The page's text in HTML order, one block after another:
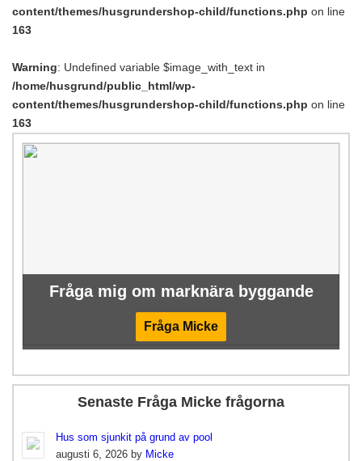
content/themes/husgrundershop-child/functions.php on line
163
Warning: Undefined variable $image_with_text in
/home/husgrund/public_html/wp-
content/themes/husgrundershop-child/functions.php on line
163
Fråga mig om marknära byggande
Fråga Micke
Senaste Fråga Micke frågorna
Hus som sjunkit på grund av pool
augusti 6, 2026 by Micke